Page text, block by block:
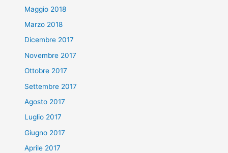
Maggio 2018
Marzo 2018
Dicembre 2017
Novembre 2017
Ottobre 2017
Settembre 2017
Agosto 2017
Luglio 2017
Giugno 2017
Aprile 2017